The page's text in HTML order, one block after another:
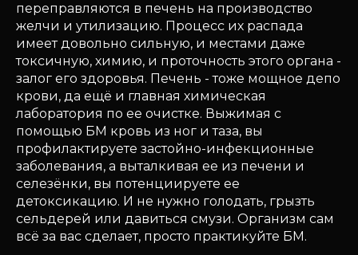
переправляются в печень на производство
желчи и утилизацию. Процесс их распада
имеет довольно сильную, и местами даже
токсичную, химию, и проточность этого органа -
залог его здоровья. Печень - тоже мощное депо
крови, да ещё и главная химическая
лаборатория по ее очистке. Выжимая с
помощью БМ кровь из ног и таза, вы
профилактируете застойно-инфекционные
заболевания, а выталкивая ее из печени и
селезёнки, вы потенциируете ее
детоксикацию. И не нужно голодать, грызть
сельдерей или давиться смузи. Организм сам
всё за вас сделает, просто практикуйте БМ.